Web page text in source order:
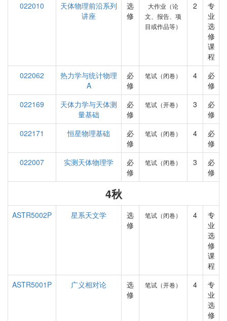
022010
天体物理前沿系列
讲座
选
修
大作业（论
文、报告、项
目或作品等）
2
专
业
选
修
课
程
022062
热力学与统计物理
A
必
修
笔试（闭卷） 4
必
修
022169
天体力学与天体测
量基础
必
修
笔试（开卷） 3
必
修
022171
恒星物理基础
必
修
笔试（闭卷） 4
必
修
022007
实测天体物理学
必
修
笔试（闭卷） 3
必
修
4秋
ASTR5002P 星系天文学
选
修
笔试（闭卷） 4
专
业
选
修
课
程
ASTR5001P
广义相对论
选
修
笔试（开卷） 4
专
业
选
修